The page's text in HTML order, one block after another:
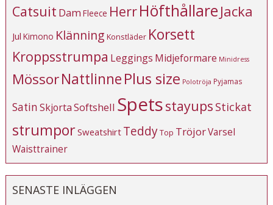
Catsuit DamFleece HerrHöfthållare Jacka
Jul Kimono Klänning Konstläder Korsett
Kroppsstrumpa Leggings Midjeformare Minidress
MössorNattlinnePlus size Polotröja Pyjamas
SatinSkjortaSoftshell Spetsstayups Stickat
strumporSweatshirt TeddyTop TröjorVarsel
Waisttrainer
SENASTE INLÄGGEN